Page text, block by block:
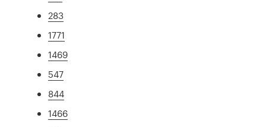
283
1771
1469
547
844
1466